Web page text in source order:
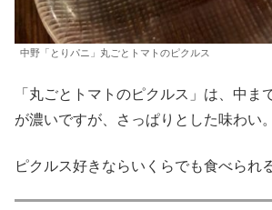
中野「とりパニ」丸ごとトマトのピクルス
「丸ごとトマトのピクルス」は、中ま
が濃いですが、さっぱりとした味わい。
ピクルス好きならいくらでも食べられ